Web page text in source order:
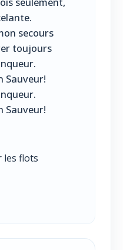
secours
toujours
Sauveur!
Sauveur!
les flots